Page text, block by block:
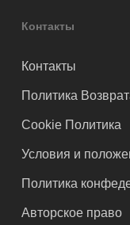
Контакты
Контакты
Политика
Cookie Политика
Условия и
Политика
Авторское право